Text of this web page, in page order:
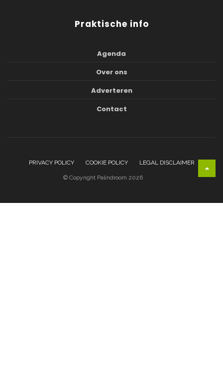
Praktische info
Agenda
Over ons
Adverteren
Contact
PRIVACY POLICY COOKIE POLICY LEGAL DISCLAIMER
© Copyright Palindroom 2026